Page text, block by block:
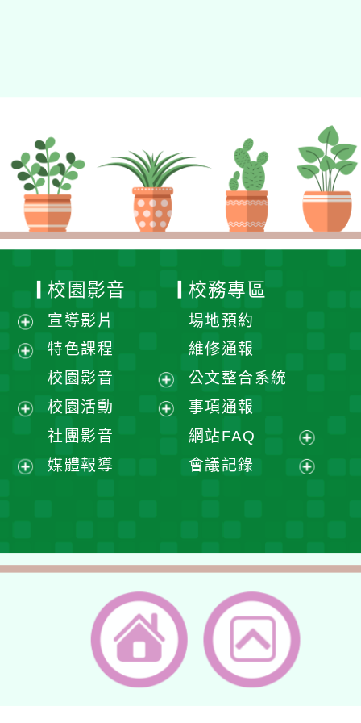
展
開
單
選
開
選
單
校園影音
宣導影片
特色課程
校園影音
展
校園活動
社團影音
媒體報導
校務專區
場地預約
維修通報
公文整合系統
事項通報
網站FAQ
展
開
會議記錄
單